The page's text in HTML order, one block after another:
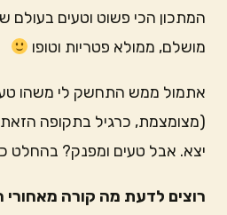
המתכון הכי פשוט וטעים בעולם
מושלם, ממולא פטריות וטופו
אתמול ממש התחשק לי משהו
(מצומצמת, כרגיל בתקופה
יצא. אבל טעים ומפנק? בהחלט
רוצים לדעת מה קורה